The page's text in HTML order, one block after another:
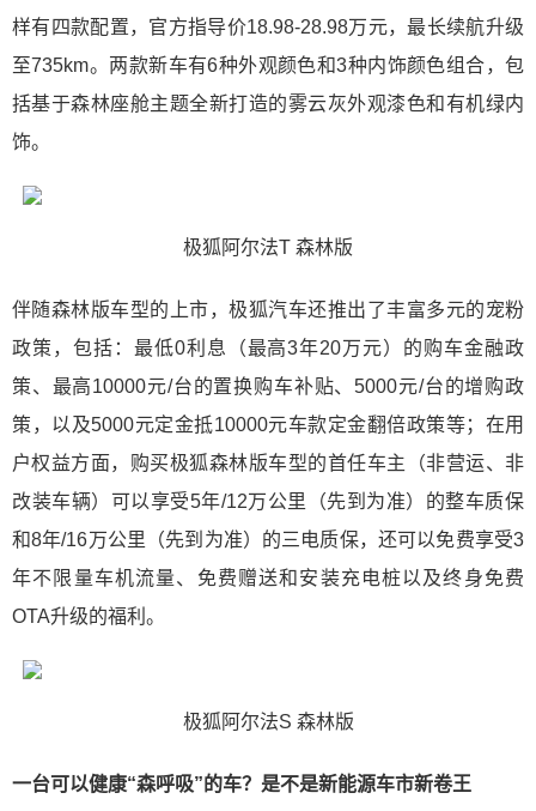
样有四款配置，官方指导价18.98-28.98万元，最长续航升级
至735km。两款新车有6种外观颜色和3种内饰颜色组合，包
括基于森林座舱主题全新打造的雾云灰外观漆色和有机绿内
饰。
极狐阿尔法T 森林版
伴随森林版车型的上市，极狐汽车还推出了丰富多元的宠粉
政策，包括：最低0利息（最高3年20万元）的购车金融政
策、最高10000元/台的置换购车补贴、5000元/台的增购政
策，以及5000元定金抵10000元车款定金翻倍政策等；在用
户权益方面，购买极狐森林版车型的首任车主（非营运、非
改装车辆）可以享受5年/12万公里（先到为准）的整车质保
和8年/16万公里（先到为准）的三电质保，还可以免费享受3
年不限量车机流量、免费赠送和安装充电桩以及终身免费
OTA升级的福利。
极狐阿尔法S 森林版
一台可以健康“森呼吸”的车？是不是新能源车市新卷王